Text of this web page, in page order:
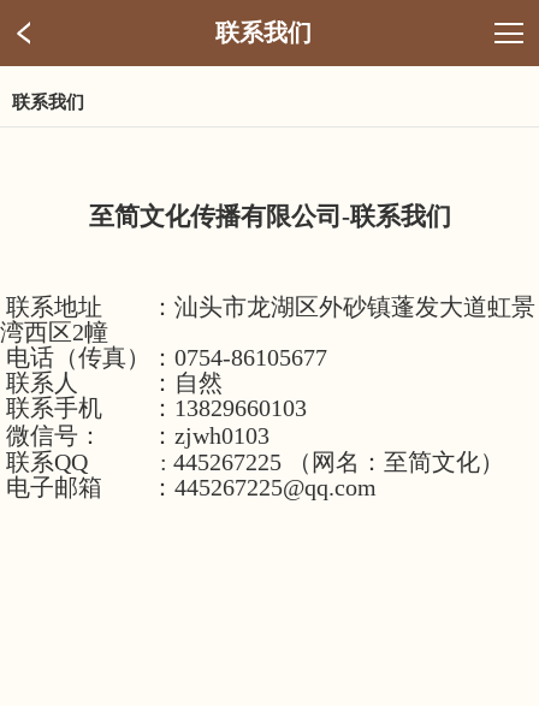
联系我们
联系我们
至简文化传播有限公司-联系我们
联系地址 ：汕头市龙湖区外砂镇蓬发大道虹景
湾西区2幢
电话（传真）：0754-86105677
联系人 ：自然
联系手机 ：13829660103
微信号： ：zjwh0103
联系QQ : 445267225 （网名：至简文化）
电子邮箱 ：445267225@qq.com